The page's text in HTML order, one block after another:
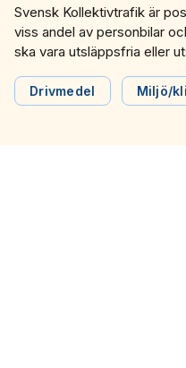
Svensk Kollektivtrafik är
viss andel av personbilar
ska vara utsläppsfria eller
rullstolsanpassade fordon
och det finns väldigt få
Drivmedel Miljö/